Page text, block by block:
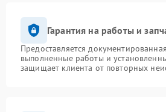
Гарантия на работы и
Предоставляется
выполненные работы и
защищает клиента от повторных